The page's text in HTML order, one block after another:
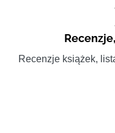
Recenzje,
Recenzje książek,